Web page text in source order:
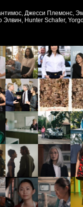
Джесси Племонс,
Элвин, Hunter Schafer,